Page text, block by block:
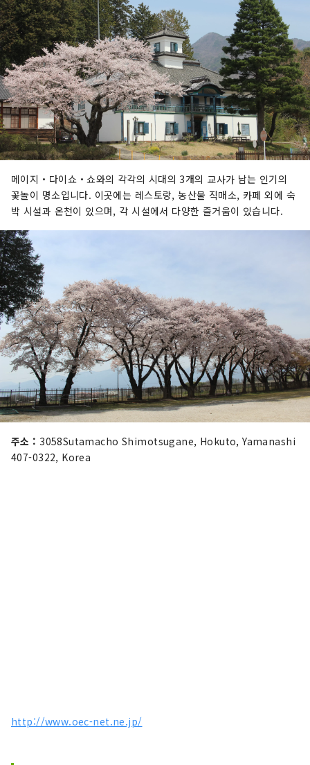
메이지・다이쇼・쇼와의 각각의 시대의 3개의 교사가 남는 인기의
꽃놀이 명소입니다. 이곳에는 레스토랑, 농산물 직매소, 카페 외에 숙
박 시설과 온천이 있으며, 각 시설에서 다양한 즐거움이 있습니다.
주소 : 3058Sutamacho Shimotsugane, Hokuto, Yamanashi
407-0322, Korea
http://www.oec-net.ne.jp/